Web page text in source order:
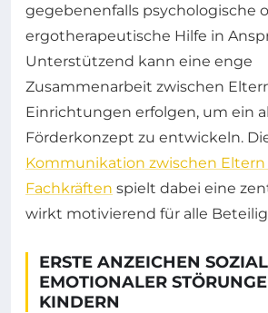
gegebenenfalls psychologische
ergotherapeutische Hilfe in
Unterstützend kann eine enge
Zusammenarbeit zwischen
Einrichtungen erfolgen, um ein
Förderkonzept zu entwickeln.
Kommunikation zwischen
Fachkräften spielt dabei eine
wirkt motivierend für alle
ERSTE ANZEICHEN
EMOTIONALER
KINDERN